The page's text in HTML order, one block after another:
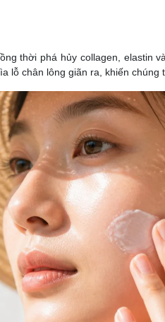
thời phá hủy collagen, elastin
lỗ chân lông giãn ra, khiến chúng